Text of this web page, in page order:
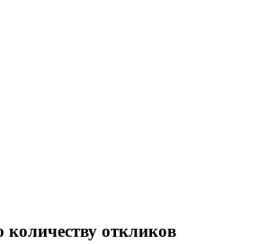
количеству откликов